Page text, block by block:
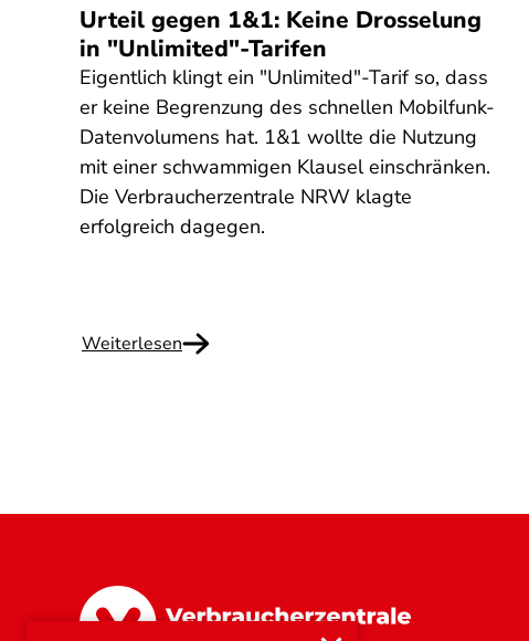
Urteil gegen 1&1: Keine Drosselung
in "Unlimited"-Tarifen
Eigentlich klingt ein "Unlimited"-Tarif so, dass
er keine Begrenzung des schnellen Mobilfunk-
Datenvolumens hat. 1&1 wollte die Nutzung
mit einer schwammigen Klausel einschränken.
Die Verbraucherzentrale NRW klagte
erfolgreich dagegen.
Weiterlesen